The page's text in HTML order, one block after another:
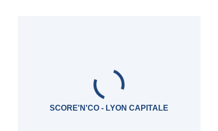
SCORE'N'CO - LYON CAPITALE